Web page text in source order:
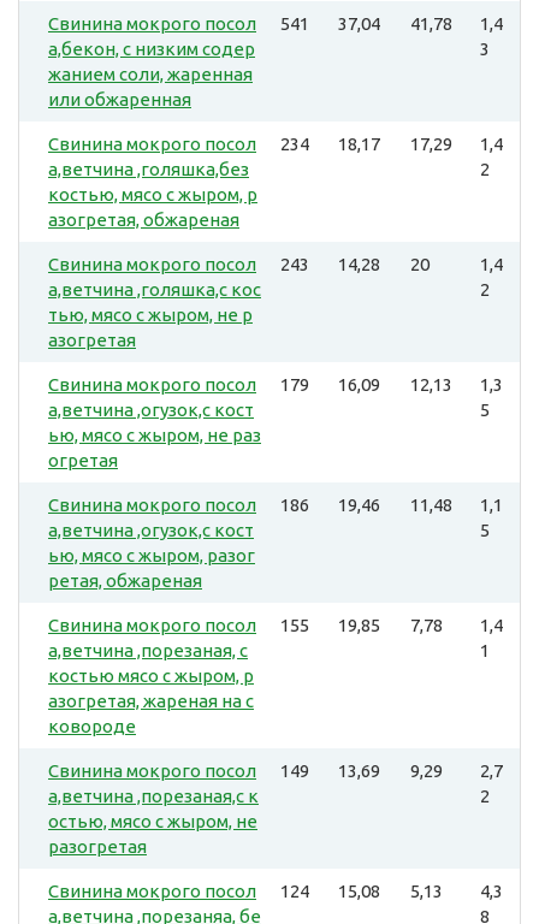
Свинина мокрого посол
а,бекон, с низким содер
жанием соли, жаренная
или обжаренная
541 37,04 41,78
1,4
3
Свинина мокрого посол
а,ветчина ,голяшка,без
костью, мясо с жыром, р
азогретая, обжареная
234 18,17 17,29
1,4
2
Свинина мокрого посол
а,ветчина ,голяшка,с кос
тью, мясо с жыром, не р
азогретая
243 14,28 20
1,4
2
Свинина мокрого посол
а,ветчина ,огузок,с кост
ью, мясо с жыром, не раз
огретая
179 16,09 12,13
1,3
5
Свинина мокрого посол
а,ветчина ,огузок,с кост
ью, мясо с жыром, разог
ретая, обжареная
186 19,46 11,48
1,1
5
Свинина мокрого посол
а,ветчина ,порезаная, с
костью мясо с жыром, р
азогретая, жареная на с
ковороде
155 19,85 7,78
1,4
1
Свинина мокрого посол
а,ветчина ,порезаная,с к
остью, мясо с жыром, не
разогретая
149 13,69 9,29
2,7
2
Свинина мокрого посол
а,ветчина ,порезаняа, бе
124 15,08 5,13
4,3
8